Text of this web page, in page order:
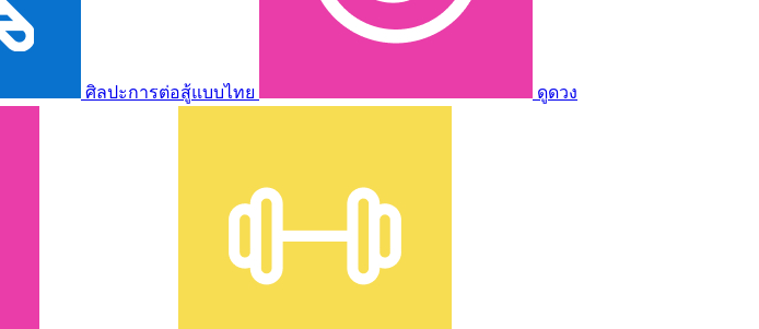
ศิลปะการต่อสู้แบบไทย ดูดวง